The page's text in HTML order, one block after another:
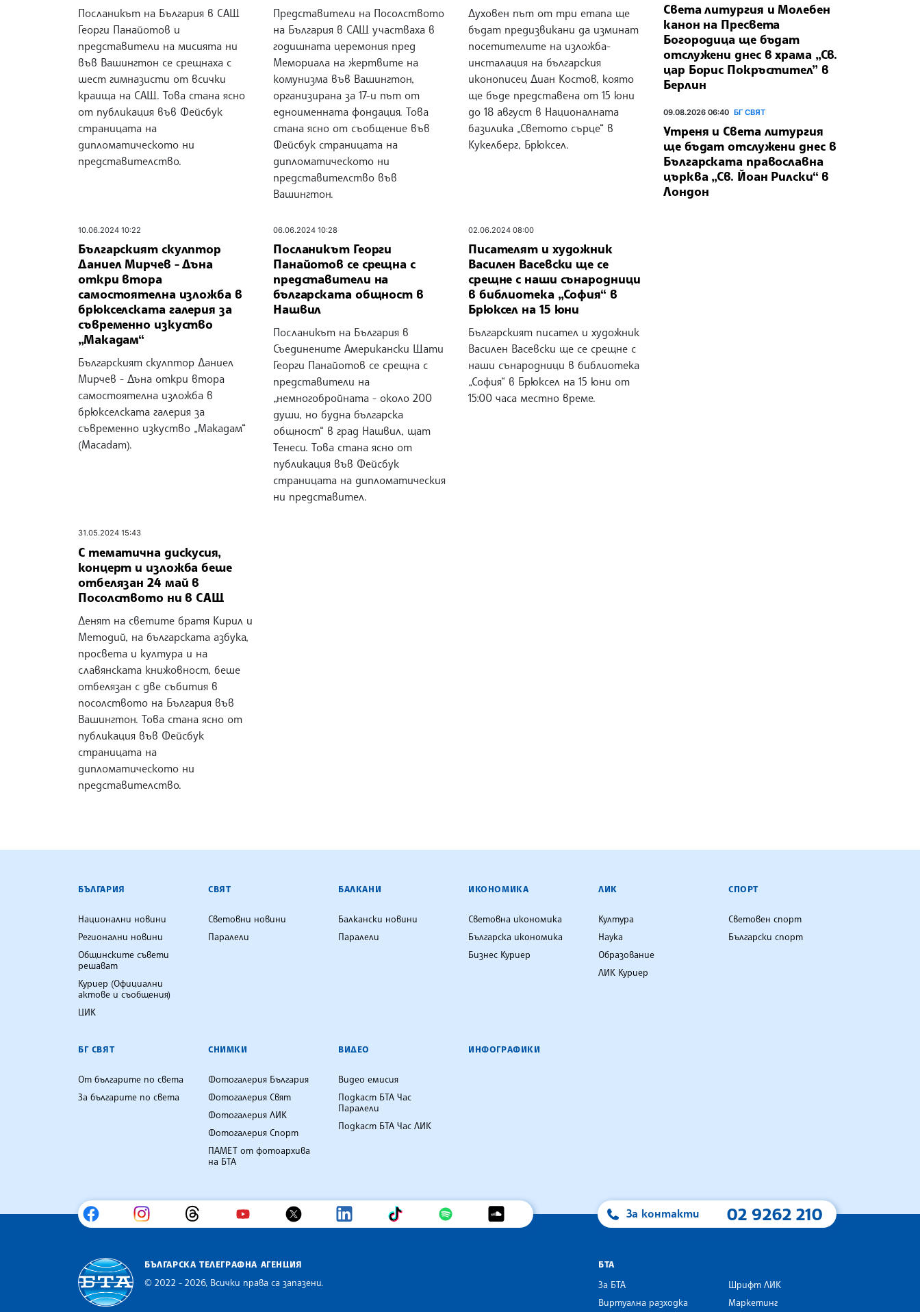
Посланикът на България в САЩ
Георги Панайотов и
представители на мисията ни
във Вашингтон се срещнаха с
шест гимназисти от всички
краища на САЩ. Това стана ясно
от публикация във Фейсбук
страницата на
дипломатическото ни
представителство.
Представители на Посолството
на България в САЩ участваха в
годишната церемония пред
Мемориала на жертвите на
комунизма във Вашингтон,
организирана за 17-и път от
едноименната фондация. Това
стана ясно от съобщение във
Фейсбук страницата на
дипломатическото ни
представителство във
Вашингтон.
Духовен път от три етапа ще
бъдат предизвикани да изминат
посетителите на изложба-
инсталация на българския
иконописец Диан Костов, която
ще бъде представена от 15 юни
до 18 август в Националната
базилика „Светото сърце“ в
Кукелберг, Брюксел.
10.06.2024 10:22
Българският скулптор
Даниел Мирчев - Дъна
откри втора
самостоятелна изложба в
брюкселската галерия за
съвременно изкуство
„Макадам“
Българският скулптор Даниел
Мирчев - Дъна откри втора
самостоятелна изложба в
брюкселската галерия за
съвременно изкуство „Макадам“
(Macadam).
06.06.2024 10:28
Посланикът Георги
Панайотов се срещна с
представители на
българската общност в
Нашвил
Посланикът на България в
Съединените Американски Щати
Георги Панайотов се срещна с
представители на
„немногобройната - около 200
души, но будна българска
общност“ в град Нашвил, щат
Тенеси. Това стана ясно от
публикация във Фейсбук
страницата на дипломатическия
ни представител.
02.06.2024 08:00
Писателят и художник
Василен Васевски ще се
срещне с наши сънародници
в библиотека „София“ в
Брюксел на 15 юни
Българският писател и художник
Василен Васевски ще се срещне с
наши сънародници в библиотека
„София“ в Брюксел на 15 юни от
15:00 часа местно време.
31.05.2024 15:43
С тематична дискусия,
концерт и изложба беше
отбелязан 24 май в
Посолството ни в САЩ
Денят на светите братя Кирил и
Методий, на българската азбука,
просвета и култура и на
славянската книжовност, беше
отбелязан с две събития в
посолството на България във
Вашингтон. Това стана ясно от
публикация във Фейсбук
страницата на
дипломатическото ни
представителство.
Света литургия и Молебен
канон на Пресвета
Богородица ще бъдат
отслужени днес в храма „Св.
цар Борис Покръстител” в
Берлин
09.08.2026 06:40 БГ СВЯТ
Утреня и Света литургия
ще бъдат отслужени днес в
Българската православна
църква „Св. Йоан Рилски“ в
Лондон
БЪЛГАРСКА ТЕЛЕГРАФНА АГЕНЦИЯ
БЪЛГАРИЯ
Национални новини
Регионални новини
Общинските съвети
решават
Куриер (Официални
актове и съобщения)
ЦИК
СВЯТ
Световни новини
Паралели
БАЛКАНИ
Балкански новини
Паралели
ИКОНОМИКА
Световна икономика
Българска икономика
Бизнес Куриер
ЛИК
Култура
Наука
Образование
ЛИК Куриер
СПОРТ
Световен спорт
Български спорт
БГ СВЯТ
От българите по света
За българите по света
СНИМКИ
Фотогалерия България
Фотогалерия Свят
Фотогалерия ЛИК
Фотогалерия Спорт
ПАМЕТ от фотоархива
на БТА
ВИДЕО
Видео емисия
Подкаст БТА Час
Паралели
Подкаст БТА Час ЛИК
ИНФОГРАФИКИ
За контакти 02 9262 210
БЪЛГАРСКА ТЕЛЕГРАФНА АГЕНЦИЯ
© 2022 - 2026, Всички права са запазени.
БТА
За БТА
Виртуална разходка
Шрифт ЛИК
Маркетинг